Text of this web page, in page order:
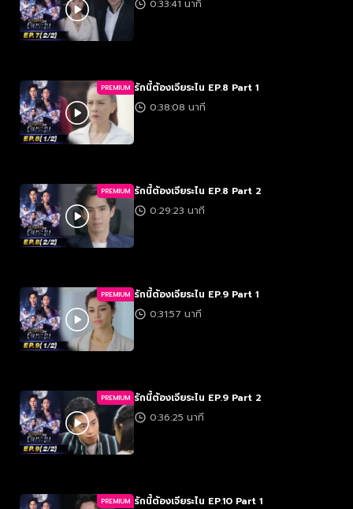
0:33:41 นาที
PREMIUM รักนี้ต้องเจียระไน EP.8 Part 1
0:38:08 นาที
PREMIUM รักนี้ต้องเจียระไน EP.8 Part 2
0:29:23 นาที
PREMIUM รักนี้ต้องเจียระไน EP.9 Part 1
0:31:57 นาที
PREMIUM รักนี้ต้องเจียระไน EP.9 Part 2
0:36:25 นาที
PREMIUM รักนี้ต้องเจียระไน EP.10 Part 1